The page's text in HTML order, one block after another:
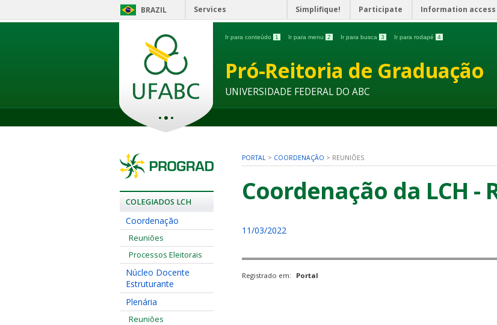
BRAZIL Services Simplifique! Participate Information access
Ir para conteúdo 1 Ir para menu 2 Ir para busca 3 Ir para rodapé 4
Pró-Reitoria de Graduação
UNIVERSIDADE FEDERAL DO ABC
COLEGIADOS LCH
Coordenação
Reuniões
Processos Eleitorais
Núcleo Docente
Estruturante
Plenária
Reuniões
PORTAL > COORDENAÇÃO > REUNIÕES
Coordenação da LCH -
11/03/2022
Registrado em: Portal